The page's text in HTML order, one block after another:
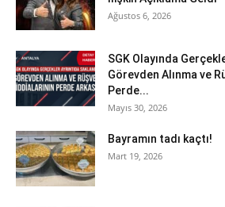
Ağustos 6, 2026
SGK Olayında
Görevden Alınma ve
Perde...
Mayıs 30, 2026
Bayramın tadı kaçtı!
Mart 19, 2026